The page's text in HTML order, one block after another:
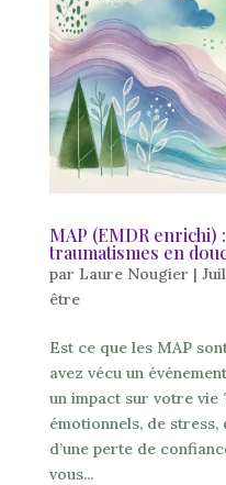
MAP (EMDR
traumatismes en
par Laure Nougier |
être
Est ce que les MAP
avez vécu un
un impact sur votre vie
émotionnels, de
d’une perte de
vous...